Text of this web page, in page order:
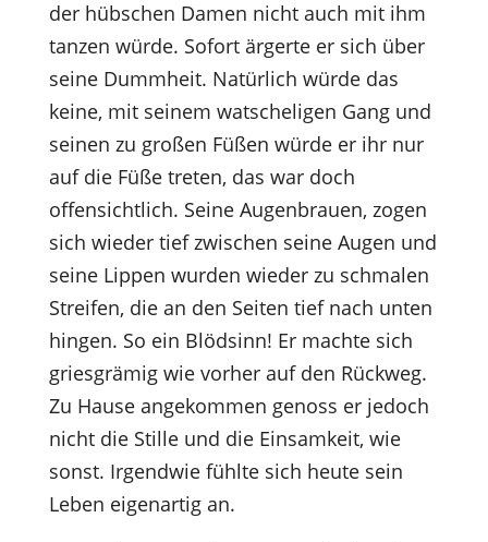
der hübschen Damen nicht auch mit ihm
tanzen würde. Sofort ärgerte er sich über
seine Dummheit. Natürlich würde das
keine, mit seinem watscheligen Gang und
seinen zu großen Füßen würde er ihr nur
auf die Füße treten, das war doch
offensichtlich. Seine Augenbrauen, zogen
sich wieder tief zwischen seine Augen und
seine Lippen wurden wieder zu schmalen
Streifen, die an den Seiten tief nach unten
hingen. So ein Blödsinn! Er machte sich
griesgrämig wie vorher auf den Rückweg.
Zu Hause angekommen genoss er jedoch
nicht die Stille und die Einsamkeit, wie
sonst. Irgendwie fühlte sich heute sein
Leben eigenartig an.